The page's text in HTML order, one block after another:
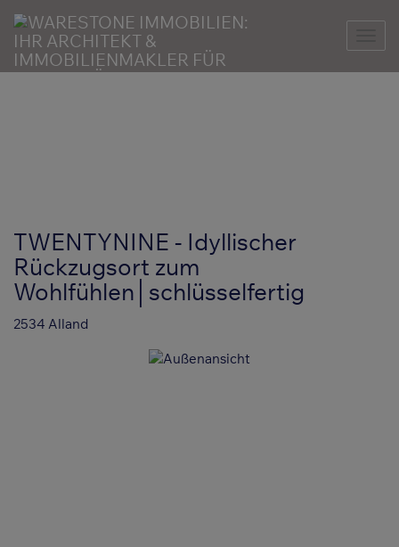
TWENTYNINE - Idyllischer
Rückzugsort zum
Wohlfühlen│schlüsselfertig
2534 Alland